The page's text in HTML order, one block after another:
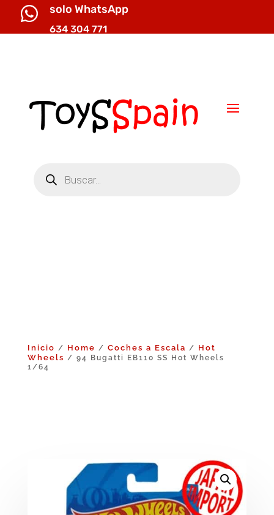
 solo WhatsApp
634 304 771
productos
Inicio / Home / Coches a Escala / Hot
Wheels / 94 Bugatti EB110 SS Hot Wheels
1/64